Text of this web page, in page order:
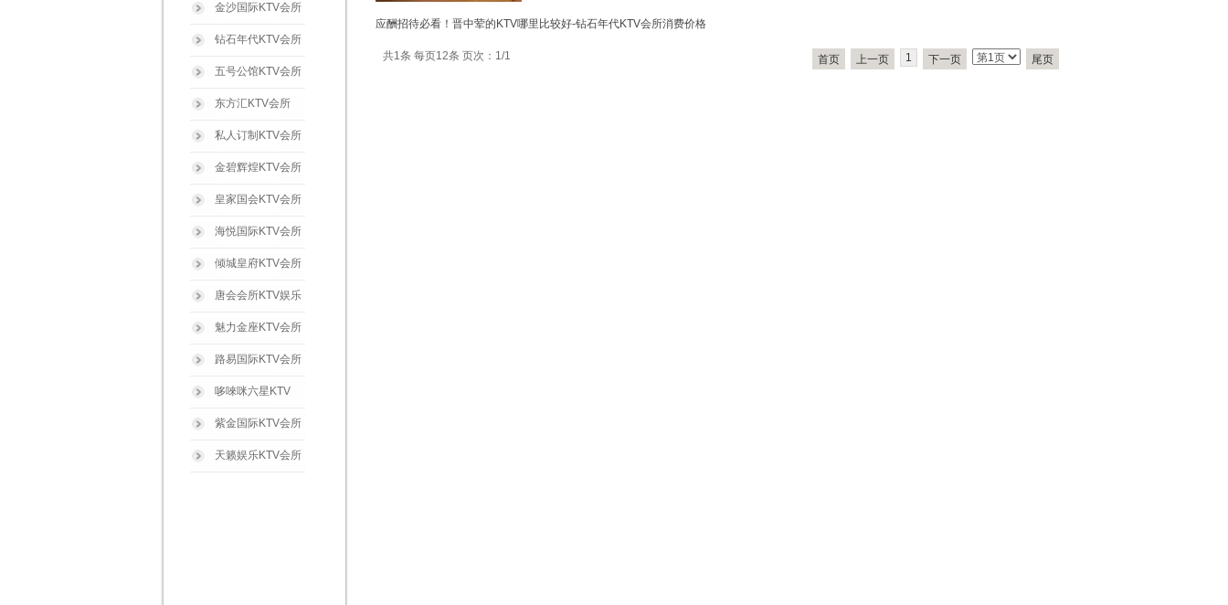
金沙国际KTV会所
钻石年代KTV会所
五号公馆KTV会所
东方汇KTV会所
私人订制KTV会所
金碧辉煌KTV会所
皇家国会KTV会所
海悦国际KTV会所
倾城皇府KTV会所
唐会会所KTV娱乐
魅力金座KTV会所
路易国际KTV会所
哆唻咪六星KTV
紫金国际KTV会所
天籁娱乐KTV会所
应酬招待必看！晋中荤的KTV哪里比较好-钻石年代KTV会所消费价格
共1条 每页12条 页次：1/1 首页 上一页 1 下一页 尾页